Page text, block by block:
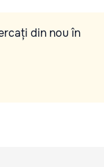
din nou în